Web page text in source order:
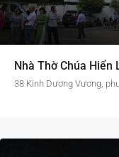
Nhà Thờ Chúa Hiển
38 Kinh Dương Vương,